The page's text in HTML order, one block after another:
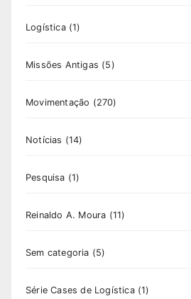
Logística(1)
Missões Antigas (5)
Movimentação (270)
Notícias (14)
Pesquisa (1)
Reinaldo A. Moura (11)
Sem categoria (5)
Série Cases de Logística(1)